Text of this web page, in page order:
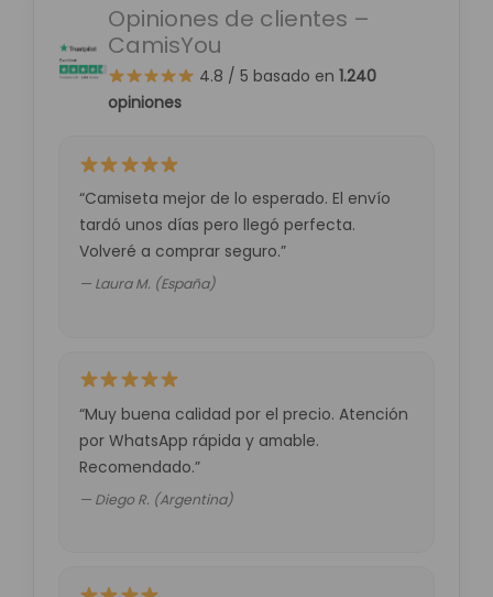
p
p
Opiniones de clientes –
CamisYou
4.8 / 5 basado en 1.240
opiniones
“Camiseta mejor de lo esperado. El envío
tardó unos días pero llegó perfecta.
Volveré a comprar seguro.”
— Laura M. (España)
“Muy buena calidad por el precio. Atención
por WhatsApp rápida y amable.
Recomendado.”
— Diego R. (Argentina)